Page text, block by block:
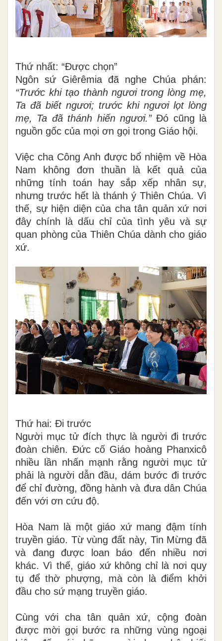
Thứ nhất: “Được chọn”
Ngôn sứ Giêrêmia đã nghe Chúa phán:
“Trước khi tạo thành ngươi trong lòng mẹ,
Ta đã biết ngươi; trước khi ngươi lọt lòng
mẹ, Ta đã thánh hiến ngươi.”Đó cũng là
nguồn gốc của mọi ơn gọi trong Giáo hội.
Việc cha Công Anh được bổ nhiệm về Hòa
Nam không đơn thuần là kết quả của
những tính toán hay sắp xếp nhân sự,
nhưng trước hết là thánh ý Thiên Chúa. Vì
thế, sự hiện diện của cha tân quản xứ nơi
đây chính là dấu chỉ của tình yêu và sự
quan phòng của Thiên Chúa dành cho giáo
xứ.
Thứ hai: Đi trước
Người mục tử đích thực là người đi trước
đoàn chiên. Đức cố Giáo hoàng Phanxicô
nhiều lần nhấn mạnh rằng người mục tử
phải là người dẫn đầu, dám bước đi trước
để chỉ đường, đồng hành và đưa dân Chúa
đến với ơn cứu độ.
Hòa Nam là một giáo xứ mang đậm tính
truyền giáo. Từ vùng đất này, Tin Mừng đã
và đang được loan báo đến nhiều nơi
khác. Vì thế, giáo xứ không chỉ là nơi quy
tụ để thờ phượng, mà còn là điểm khởi
đầu cho sứ mạng truyền giáo.
Cùng với cha tân quản xứ, cộng đoàn
được mời gọi bước ra những vùng ngoại